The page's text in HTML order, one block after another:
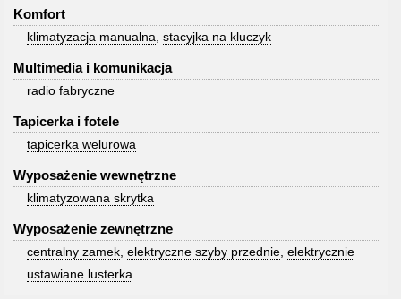
Komfort
klimatyzacja manualna ,stacyjka na kluczyk
Multimedia i komunikacja
radio fabryczne
Tapicerka i fotele
tapicerka welurowa
Wyposażenie wewnętrzne
klimatyzowana skrytka
Wyposażenie zewnętrzne
centralny zamek ,elektryczne szyby przednie ,elektrycznie
ustawiane lusterka